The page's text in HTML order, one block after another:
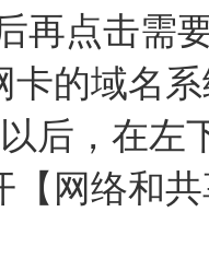
再点击需
卡的域名
后，在左
【网络和